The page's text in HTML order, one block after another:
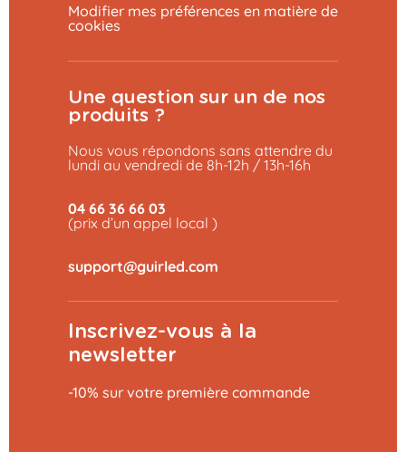
Modifier mes préférences en matière de
cookies
Une question sur un de nos
produits ?
Nous vous répondons sans attendre du
lundi au vendredi de 8h-12h / 13h-16h
04 66 36 66 03
(prix d’un appel local )
Inscrivez-vous à la
newsletter
-10% sur votre première commande